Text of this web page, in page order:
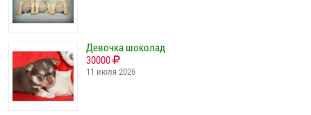
Девочка шоколад
30000
11 июля 2026